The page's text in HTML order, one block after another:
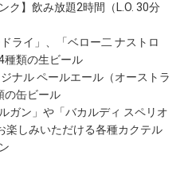
み放題2時間（L.O. 30分
、「ベロー二 ナストロ
種類の生ビール
ペールエール（オーストラ
の缶ビール
や「バカルディ スペリオ
楽しみいただける各種カクテル